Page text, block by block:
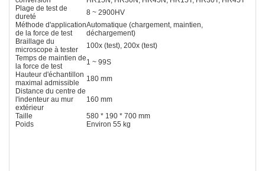
Plage de test de
dureté
8 ~ 2900HV
Méthode d'application
de la force de test
Automatique (chargement, maintien,
déchargement)
Braillage du
microscope à tester
100x (test), 200x (test)
Temps de maintien de
la force de test
1 ~ 99S
Hauteur d'échantillon
maximal admissible
180 mm
Distance du centre de
l'indenteur au mur
extérieur
160 mm
Taille
580 * 190 * 700 mm
Poids
Environ 55 kg